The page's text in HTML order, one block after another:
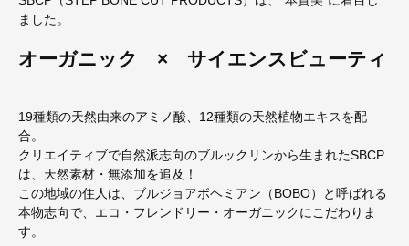
ました。
オーガニック × サイエンスビューティ
19種類の天然由来のアミノ酸、12種類の天然植物エキスを配
合。
クリエイティブで自然派志向のブルックリンから生まれたSBCP
は、天然素材・無添加を追及！
この地域の住人は、ブルジョアボヘミアン（BOBO）と呼ばれる
本物志向で、エコ・フレンドリー・オーガニックにこだわりま
す。